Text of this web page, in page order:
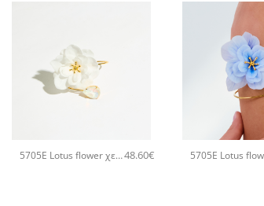
5705E Lotus flower χειροποίητο βραχιόλι Catherine bijoux Άσπρο48.60€